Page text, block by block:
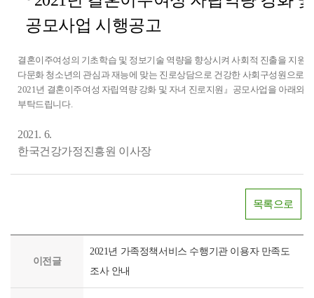
공모사업 시행공고
결혼이주여성의 기초학습 및 정보기술 역량을 향상시켜 사회적 진출을 지원
다문화 청소년의 관심과 재능에 맞는 진로상담으로 건강한 사회구성원으로
2021년 결혼이주여성 자립역량 강화 및 자녀 진로지원』공모사업을 아래와
부탁드립니다.
2021. 6.
한국건강가정진흥원 이사장
목록으로
이전글
2021년 가족정책서비스 수행기관 이용자 만족도
조사 안내